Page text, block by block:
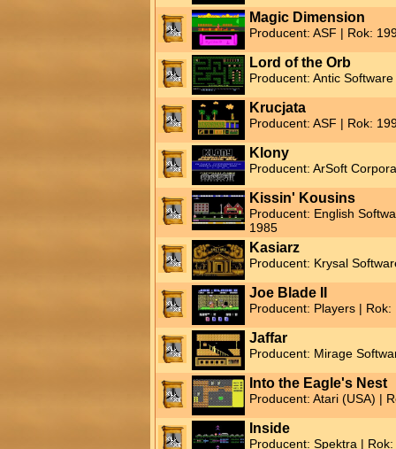
Magic Dimension
Producent: ASF | Rok:
Lord of the Orb
Producent: Antic
Krucjata
Producent: ASF | Rok:
Klony
Producent: ArSoft
Kissin' Kousins
Producent: English
1985
Kasiarz
Producent: Krysal
Joe Blade II
Producent: Players | Rok:
Jaffar
Producent: Mirage
Into the Eagle's Nest
Producent: Atari (USA) |
Inside
Producent: Spektra |